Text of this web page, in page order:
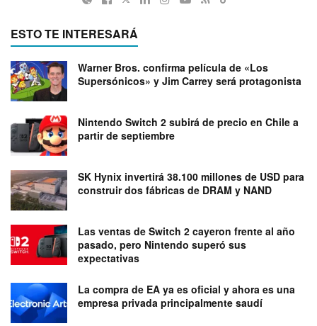
ESTO TE INTERESARÁ
Warner Bros. confirma película de «Los
Supersónicos» y Jim Carrey será protagonista
Nintendo Switch 2 subirá de precio en Chile a
partir de septiembre
SK Hynix invertirá 38.100 millones de USD para
construir dos fábricas de DRAM y NAND
Las ventas de Switch 2 cayeron frente al año
pasado, pero Nintendo superó sus
expectativas
La compra de EA ya es oficial y ahora es una
empresa privada principalmente saudí